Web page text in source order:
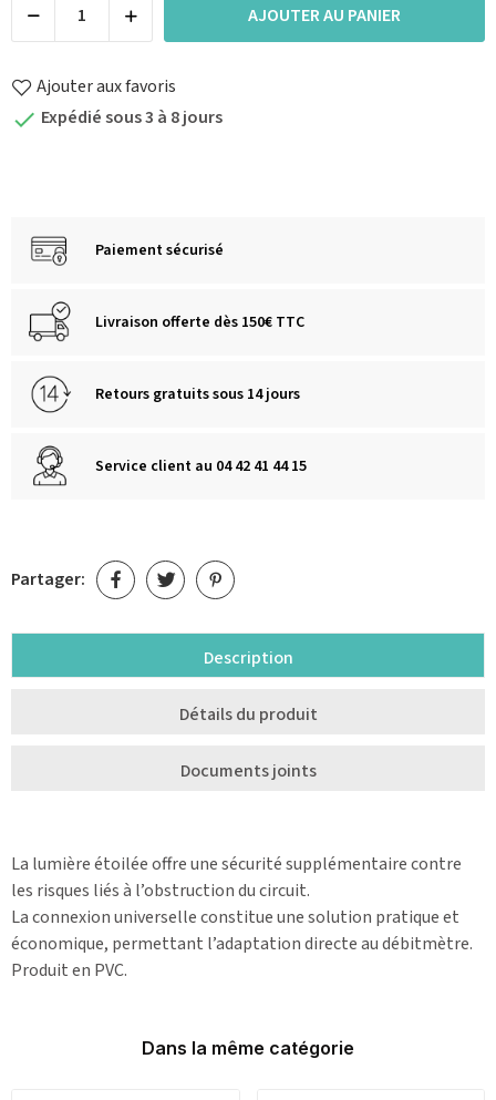
AJOUTER AU PANIER
Ajouter aux favoris
 Expédié sous 3 à 8 jours
Paiement sécurisé
Livraison offerte dès 150€ TTC
Retours gratuits sous 14 jours
Service client au 04 42 41 44 15
Partager:
Description
Détails du produit
Documents joints
La lumière étoilée offre une sécurité supplémentaire contre
les risques liés à l’obstruction du circuit.
La connexion universelle constitue une solution pratique et
économique, permettant l’adaptation directe au débitmètre.
Produit en PVC.
Dans la même catégorie